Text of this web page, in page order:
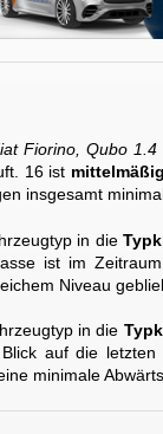
Fiorino, Qubo 1.4
16 ist
insgesamt
in die
ist im
Niveau
in die
auf die
minimale